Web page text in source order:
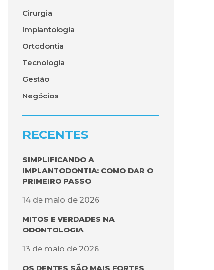
Cirurgia
Implantologia
Ortodontia
Tecnologia
Gestão
Negócios
RECENTES
SIMPLIFICANDO A
IMPLANTODONTIA: COMO DAR O
PRIMEIRO PASSO
14 de maio de 2026
MITOS E VERDADES NA
ODONTOLOGIA
13 de maio de 2026
OS DENTES SÃO MAIS FORTES